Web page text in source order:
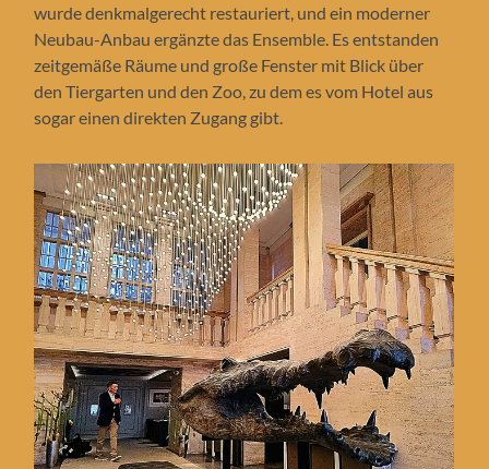
wurde denkmalgerecht restauriert, und ein moderner
Neubau-Anbau ergänzte das Ensemble. Es entstanden
zeitgemäße Räume und große Fenster mit Blick über
den Tiergarten und den Zoo, zu dem es vom Hotel aus
sogar einen direkten Zugang gibt.